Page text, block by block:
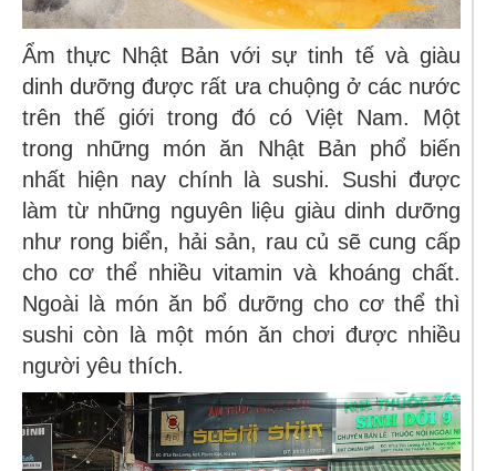
Ẩm thực Nhật Bản với sự tinh tế và giàu
dinh dưỡng được rất ưa chuộng ở các nước
trên thế giới trong đó có Việt Nam. Một
trong những món ăn Nhật Bản phổ biến
nhất hiện nay chính là sushi. Sushi được
làm từ những nguyên liệu giàu dinh dưỡng
như rong biển, hải sản, rau củ sẽ cung cấp
cho cơ thể nhiều vitamin và khoáng chất.
Ngoài là món ăn bổ dưỡng cho cơ thể thì
sushi còn là một món ăn chơi được nhiều
người yêu thích.